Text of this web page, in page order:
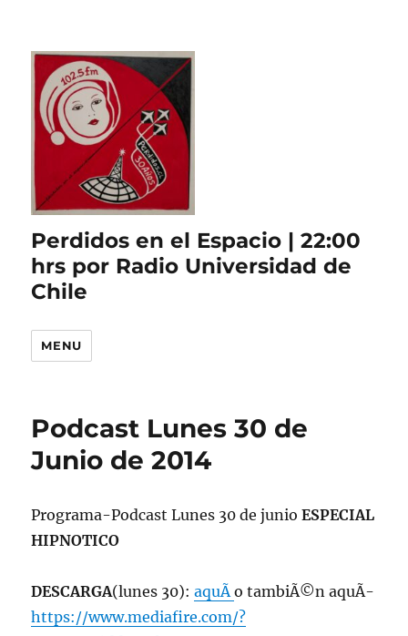
Perdidos en el Espacio | 22:00
hrs por Radio Universidad de
Chile
MENU
Podcast Lunes 30 de
Junio de 2014
Programa-Podcast Lunes 30 de junioESPECIAL
HIPNOTICO
DESCARGA(lunes 30):aquÃ­o tambiÃ©n aquÃ­
https://www.mediafire.com/?